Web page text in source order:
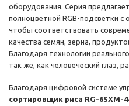
оборудования. Серия
полноцветной RGB-подсветки
чтобы соответствовать
качества семян, зерна,
Благодаря технологии
так же, как человеческий глаз,
Благодаря цифровой системе
сортировщик риса RG-6SXM-